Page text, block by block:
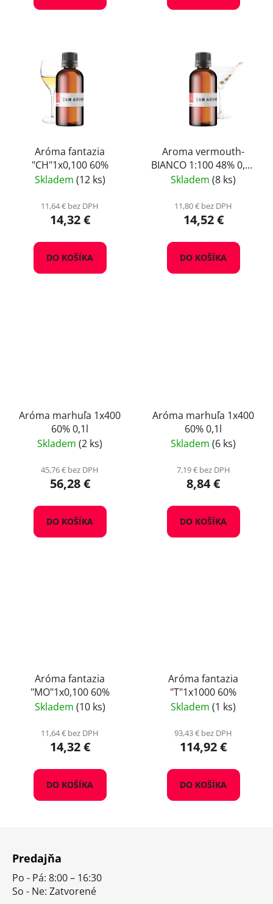
Aróma fantazia
"CH"1x0,100 60%
Skladem (12 ks)
11,64 € bez DPH
14,32 €
DO KOŠÍKA
Aroma vermouth-
BIANCO 1:100 48% 0,25
L
Skladem (8 ks)
11,80 € bez DPH
14,52 €
DO KOŠÍKA
Aróma marhuľa 1x400
60% 0,1l
Skladem (2 ks)
45,76 € bez DPH
56,28 €
DO KOŠÍKA
Aróma marhuľa 1x400
60% 0,1l
Skladem (6 ks)
7,19 € bez DPH
8,84 €
DO KOŠÍKA
Aróma fantazia
"MO"1x0,100 60%
Skladem (10 ks)
11,64 € bez DPH
14,32 €
DO KOŠÍKA
Aróma fantazia
"T"1x1000 60%
Skladem (1 ks)
93,43 € bez DPH
114,92 €
DO KOŠÍKA
Predajňa
Po - Pá: 8:00 – 16:30
So - Ne: Zatvorené